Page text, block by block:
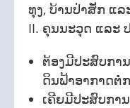
ທຸງ, ບ້ານປ່າສັກ ແລ
II. ຄຸນນະວຸດ ແລະ
ຕ້ອງມີປະສົບກາ
ດິນຟ້າອາກາດຕໍ່
ເຄີຍມີປະສົບກາ